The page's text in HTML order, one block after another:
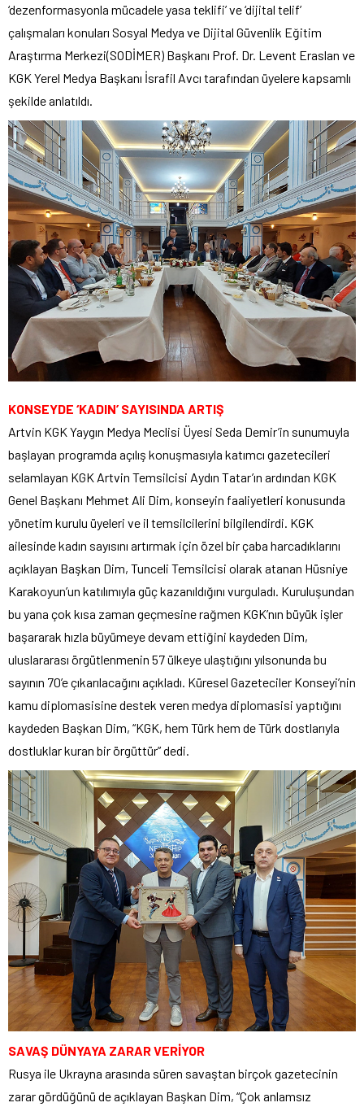
‘dezenformasyonla mücadele yasa teklifi’ ve ‘dijital telif’
çalışmaları konuları Sosyal Medya ve Dijital Güvenlik Eğitim
Araştırma Merkezi(SODİMER) Başkanı Prof. Dr. Levent Eraslan ve
KGK Yerel Medya Başkanı İsrafil Avcı tarafından üyelere kapsamlı
şekilde anlatıldı.
KONSEYDE ‘KADIN’ SAYISINDA ARTIŞ
Artvin KGK Yaygın Medya Meclisi Üyesi Seda Demir’in sunumuyla
başlayan programda açılış konuşmasıyla katımcı gazetecileri
selamlayan KGK Artvin Temsilcisi Aydın Tatar’ın ardından KGK
Genel Başkanı Mehmet Ali Dim, konseyin faaliyetleri konusunda
yönetim kurulu üyeleri ve il temsilcilerini bilgilendirdi. KGK
ailesinde kadın sayısını artırmak için özel bir çaba harcadıklarını
açıklayan Başkan Dim, Tunceli Temsilcisi olarak atanan Hüsniye
Karakoyun’un katılımıyla güç kazanıldığını vurguladı. Kuruluşundan
bu yana çok kısa zaman geçmesine rağmen KGK’nın büyük işler
başararak hızla büyümeye devam ettiğini kaydeden Dim,
uluslararası örgütlenmenin 57 ülkeye ulaştığını yılsonunda bu
sayının 70’e çıkarılacağını açıkladı. Küresel Gazeteciler Konseyi’nin
kamu diplomasisine destek veren medya diplomasisi yaptığını
kaydeden Başkan Dim, “KGK, hem Türk hem de Türk dostlarıyla
dostluklar kuran bir örgüttür” dedi.
SAVAŞ DÜNYAYA ZARAR VERİYOR
Rusya ile Ukrayna arasında süren savaştan birçok gazetecinin
zarar gördüğünü de açıklayan Başkan Dim, “Çok anlamsız